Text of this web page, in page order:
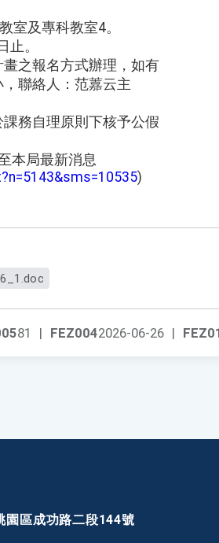
室及專科教室4。
止。
之報名方式辦理，如有
聯絡人：范䕒云主
務自理原則下核予公假
本局最新消息
)
FEZ0042026-06-26 |
81 |
園區成功路二段144號